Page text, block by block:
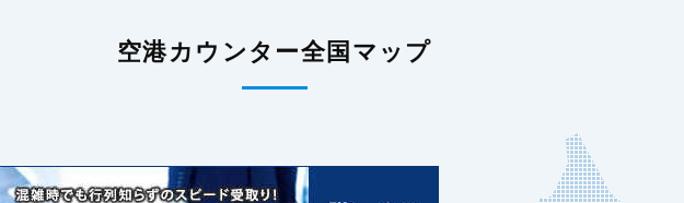
空港カウンター全国マップ